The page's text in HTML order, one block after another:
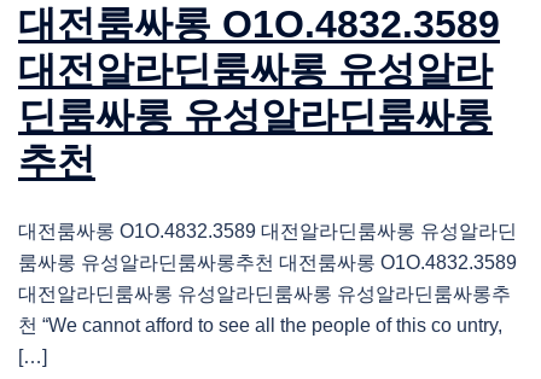
대전룸싸롱 O1O.4832.3589
대전알라딘룸싸롱 유성알라
딘룸싸롱 유성알라딘룸싸롱
추천
대전룸싸롱 O1O.4832.3589 대전알라딘룸싸롱 유성알라딘
룸싸롱 유성알라딘룸싸롱추천 대전룸싸롱 O1O.4832.3589
대전알라딘룸싸롱 유성알라딘룸싸롱 유성알라딘룸싸롱추
천 “We cannot afford to see all the people of this co untry,
[…]